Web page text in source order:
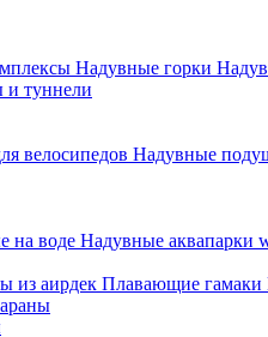
Надувные горки
и туннели
велосипедов Надувные
на воде Надувные аквапарки
из аирдек Плавающие гамаки